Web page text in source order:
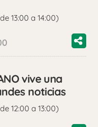
13:00 a 14:00)
vive una
noticias
12:00 a 13:00)